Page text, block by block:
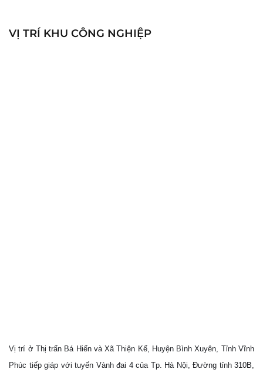
VỊ TRÍ KHU CÔNG NGHIỆP
Vị trí ở Thị trấn Bá Hiến và Xã Thiện Kế, Huyện Bình Xuyên, Tỉnh Vĩnh
Phúc tiếp giáp với tuyến Vành đai 4 của Tp. Hà Nội, Đường tỉnh 310B,